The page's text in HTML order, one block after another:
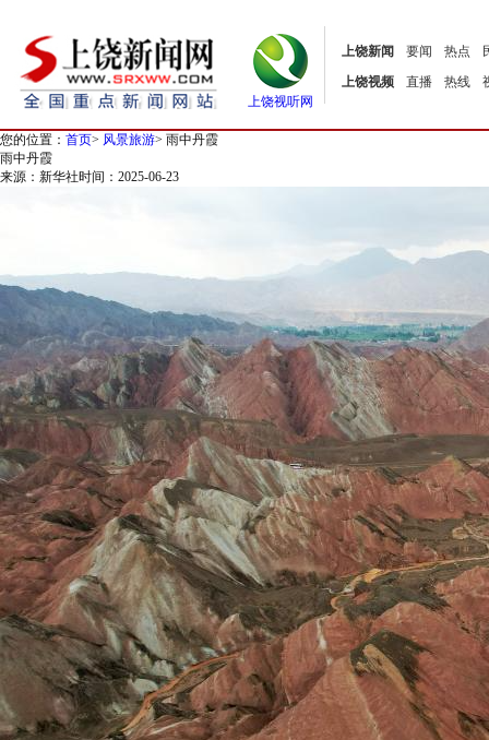
上饶视听网
上饶新闻 要闻 热点
上饶视频
直播 热线
您的位置： 首页> 风景旅游> 雨中丹霞
雨中丹霞
来源：新华社时间：2025-06-23